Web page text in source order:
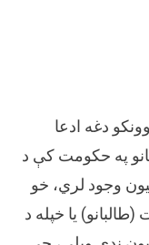
دغه ادعا
په حکومت کې د
وجود لري، خو
یا خپله د